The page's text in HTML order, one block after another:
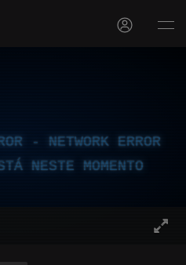
- NETWORK ERROR
NESTE MOMENTO